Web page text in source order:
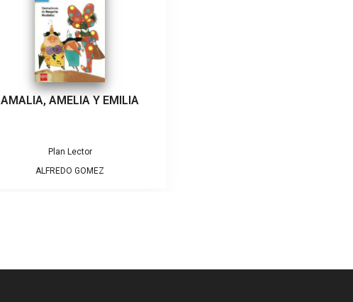
AMALIA, AMELIA Y EMILIA
Plan Lector
ALFREDO GOMEZ